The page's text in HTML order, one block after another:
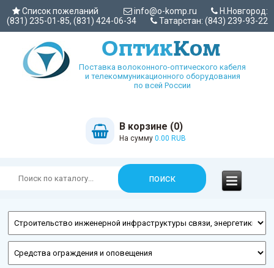
Список пожеланий info@o-komp.ru
Н.Новгород:
(831) 235-01-85, (831) 424-06-34
Татарстан: (843) 239-93-22
Поставка волоконного-оптического кабеля
и телекоммуникационного оборудования
по всей России
В корзине (0)
На сумму 0.00 RUB